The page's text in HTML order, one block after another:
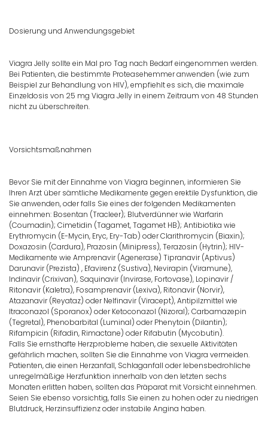
Dosierung und Anwendungsgebiet
Viagra Jelly sollte ein Mal pro Tag nach Bedarf eingenommen werden.
Bei Patienten, die bestimmte Proteasehemmer anwenden (wie zum
Beispiel zur Behandlung von HIV), empfiehlt es sich, die maximale
Einzeldosis von 25 mg Viagra Jelly in einem Zeitraum von 48 Stunden
nicht zu überschreiten.
Vorsichtsmaßnahmen
Bevor Sie mit der Einnahme von Viagra beginnen, informieren Sie
Ihren Arzt über sämtliche Medikamente gegen erektile Dysfunktion, die
Sie anwenden, oder falls Sie eines der folgenden Medikamenten
einnehmen: Bosentan (Tracleer); Blutverdünner wie Warfarin
(Coumadin); Cimetidin (Tagamet, Tagamet HB); Antibiotika wie
Erythromycin (E-Mycin, Eryc, Ery-Tab) oder Clarithromycin (Biaxin);
Doxazosin (Cardura), Prazosin (Minipress), Terazosin (Hytrin); HIV-
Medikamente wie Amprenavir (Agenerase) Tipranavir (Aptivus)
Darunavir (Prezista) , Efavirenz (Sustiva), Nevirapin (Viramune),
Indinavir (Crixivan), Saquinavir (Invirase, Fortovase), Lopinavir /
Ritonavir (Kaletra), Fosamprenavir (Lexiva), Ritonavir (Norvir),
Atazanavir (Reyataz) oder Nelfinavir (Viracept), Antipilzmittel wie
Itraconazol (Sporanox) oder Ketoconazol (Nizoral); Carbamazepin
(Tegretal), Phenobarbital (Luminal) oder Phenytoin (Dilantin);
Rifampicin (Rifadin, Rimactane) oder Rifabutin (Mycobutin).
Falls Sie ernsthafte Herzprobleme haben, die sexuelle Aktivitäten
gefährlich machen, sollten Sie die Einnahme von Viagra vermeiden.
Patienten, die einen Herzanfall, Schlaganfall oder lebensbedrohliche
unregelmäßige Herzfunktion innerhalb von den letzten sechs
Monaten erlitten haben, sollten das Präparat mit Vorsicht einnehmen.
Seien Sie ebenso vorsichtig, falls Sie einen zu hohen oder zu niedrigen
Blutdruck, Herzinsuffizienz oder instabile Angina haben.